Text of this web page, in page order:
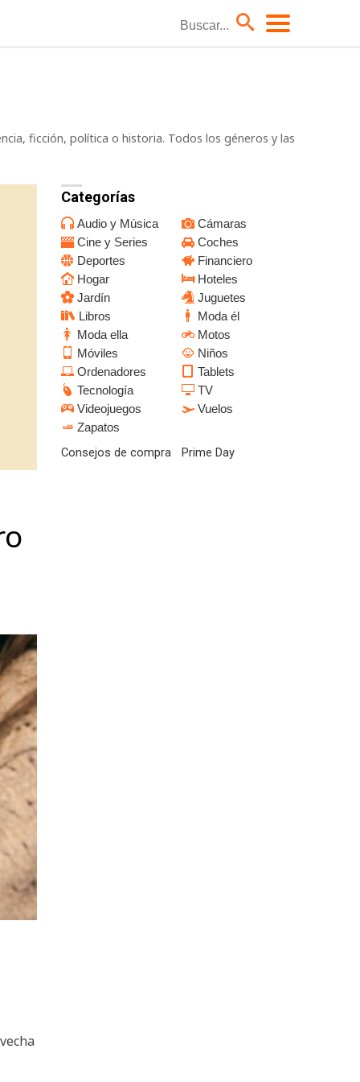
Moda él
ficción, política o historia. Todos los géneros y las
Categorías
Audio y Música
Cámaras
Cine y Series
Coches
Deportes
Financiero
Hogar
Hoteles
Jardín
Juguetes
Libros
Moda él
Moda ella
Motos
Móviles
Niños
Ordenadores
Tablets
Tecnología
TV
Videojuegos
Vuelos
Zapatos
Consejos de compra Prime Day